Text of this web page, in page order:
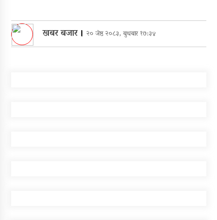
खबर बजार। २० जेष्ठ २०८३, बुधबार १७:३४